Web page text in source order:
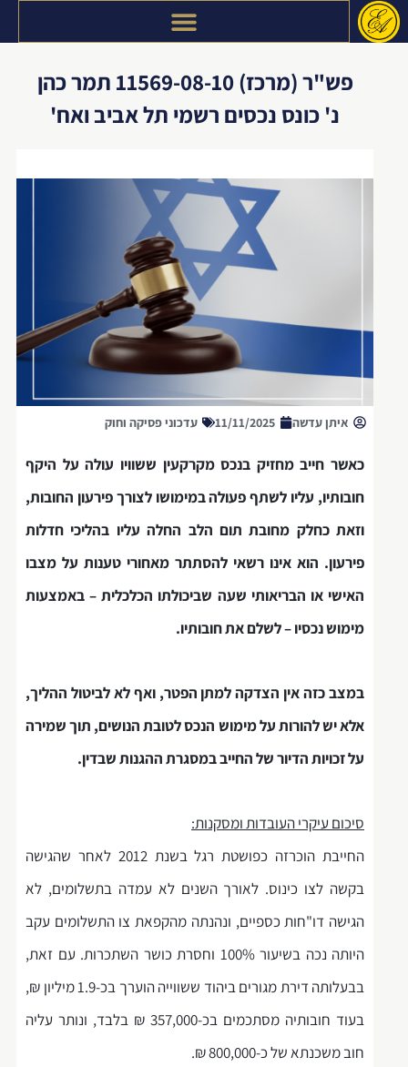
דילוג
פש"ר (מרכז) 11569-08-10 תמר כהן
נ' כונס נכסים רשמי תל אביב ואח'
איתן עדשה 11/11/2025 עדכוני פסיקה וחוק
כאשר חייב מחזיק בנכס מקרקעין ששוויו עולה על היקף
חובותיו, עליו לשתף פעולה במימושו לצורך פירעון החובות,
וזאת כחלק מחובת תום הלב החלה עליו בהליכי חדלות
פירעון. הוא אינו רשאי להסתתר מאחורי טענות על מצבו
האישי או הבריאותי שעה שביכולתו הכלכלית – באמצעות
מימוש נכסיו – לשלם את חובותיו.
במצב כזה אין הצדקה למתן הפטר, ואף לא לביטול ההליך,
אלא יש להורות על מימוש הנכס לטובת הנושים, תוך שמירה
על זכויות הדיור של החייב במסגרת ההגנות שבדין.
סיכום עיקרי העובדות ומסקנות:
החייבת הוכרזה כפושטת רגל בשנת 2012 לאחר שהגישה
בקשה לצו כינוס. לאורך השנים לא עמדה בתשלומים, לא
הגישה דו"חות כספיים, ונהנתה מהקפאת צו התשלומים עקב
היותה נכה בשיעור 100% וחסרת כושר השתכרות. עם זאת,
בבעלותה דירת מגורים ביהוד ששווייה הוערך בכ-1.9 מיליון ₪,
בעוד חובותיה מסתכמים בכ-357,000 ₪ בלבד, ונותר עליה
חוב משכנתא של כ-800,000 ₪.